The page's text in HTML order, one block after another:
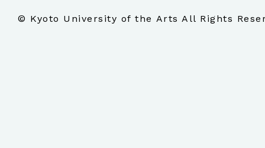
© Kyoto University of the Arts All Rights